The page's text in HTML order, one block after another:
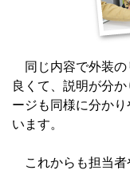
同じ内容で外装の
良くて、説明が分
ージも同様に分か
います。
これからも担当者